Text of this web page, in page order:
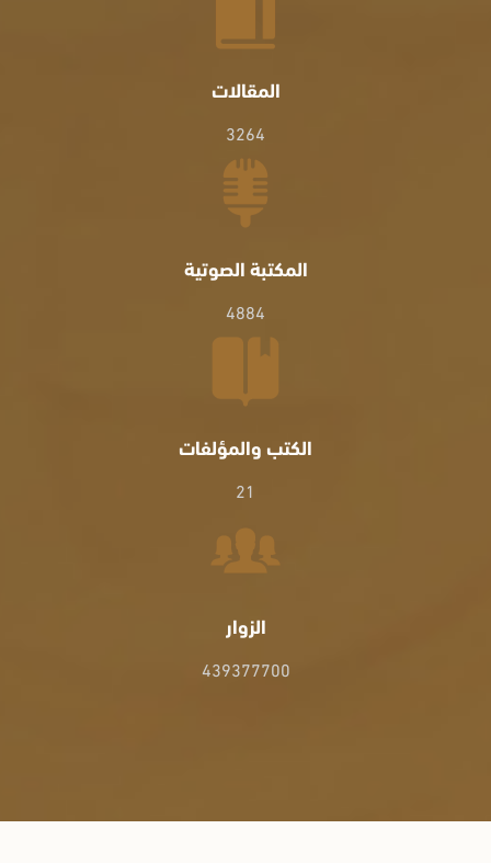
المقالات
3264
المكتبة الصوتية
4884
الكتب والمؤلفات
21
الزوار
439377700